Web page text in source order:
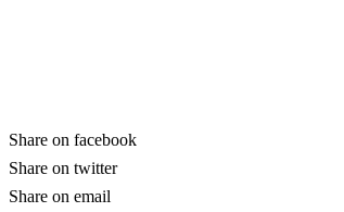
Share on facebook
Share on twitter
Share on email